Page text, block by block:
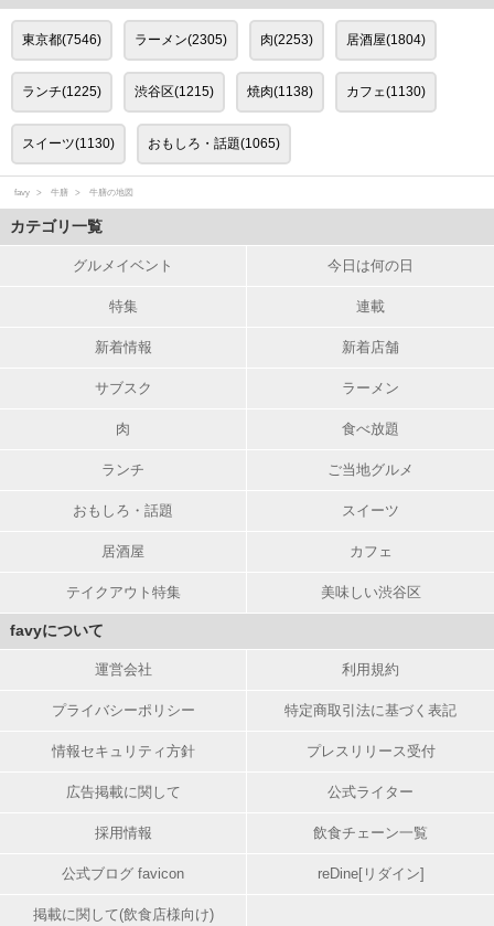
東京都(7546) ラーメン(2305) 肉(2253) 居酒屋(1804)
ランチ(1225) 渋谷区(1215) 焼肉(1138) カフェ(1130)
スイーツ(1130) おもしろ・話題(1065)
favy 牛膳 牛膳の地図
カテゴリ一覧
グルメイベント 今日は何の日
特集 連載
新着情報 新着店舗
サブスク ラーメン
肉 食べ放題
ランチ ご当地グルメ
おもしろ・話題 スイーツ
居酒屋 カフェ
テイクアウト特集 美味しい渋谷区
favyについて
運営会社 利用規約
プライバシーポリシー 特定商取引法に基づく表記
情報セキュリティ方針 プレスリリース受付
広告掲載に関して 公式ライター
採用情報 飲食チェーン一覧
公式ブログ favicon reDine[リダイン]
掲載に関して(飲食店様向け)